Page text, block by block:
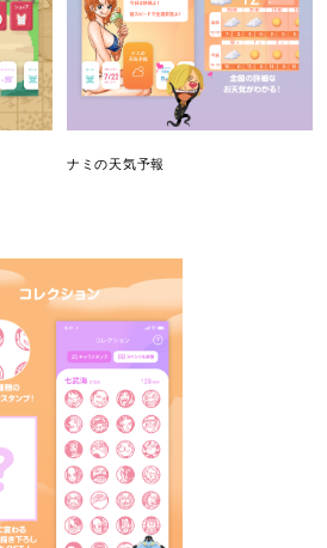
ナミの天気予報